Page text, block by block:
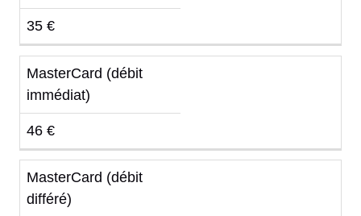
35 €
MasterCard (débit
immédiat)
46 €
MasterCard (débit
différé)